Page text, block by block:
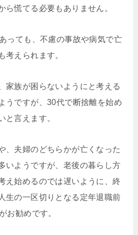
ら慌てる必要もありません。
っても、不慮の事故や病気で亡
考えられます。
家族が困らないようにと考える
うですが、30代で断捨離を始め
と言えます。
、夫婦のどちらかが亡くなった
いようですが、老後の暮らし方
え始めるのでは遅いように、終
生の一区切りとなる定年退職前
お勧めです。